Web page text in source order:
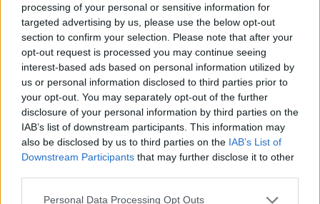
processing of your personal or sensitive information for
targeted advertising by us, please use the below opt-out
section to confirm your selection. Please note that after your
opt-out request is processed you may continue seeing
interest-based ads based on personal information utilized by
us or personal information disclosed to third parties prior to
your opt-out. You may separately opt-out of the further
disclosure of your personal information by third parties on the
IAB’s list of downstream participants. This information may
also be disclosed by us to third parties on the IAB’s List of
Downstream Participants that may further disclose it to other
Personal Data Processing Opt Outs
Πάντως, αν και η τελευταία κατηγορία
ακινήτων κατέχει το μικρότερο ποσοστό
μεταξύ των αγοραστών, σε σύγκριση με το 2023
(8,8%) παρατηρήθηκαν αυξητικές τάσεις —
γεγονός που πιθανότατα υποδηλώνει μια
επανατοποθέτηση ορισμένων αγοραστών
υψηλότερου εισοδήματος, οι οποίοι βλέπουν σε
αυτήν την κατηγορία ακινήτων επενδυτικές